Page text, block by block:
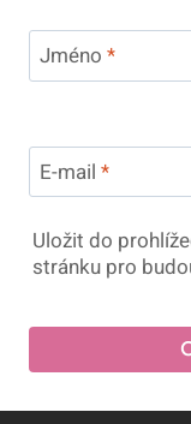
Jméno *
E-mail *
Uložit do
stránku pro